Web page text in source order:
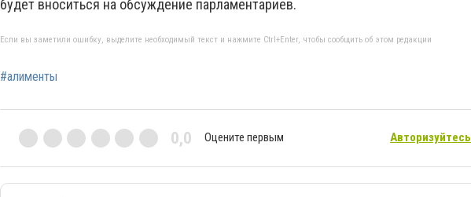
будет вноситься на обсуждение парламентариев.
Если вы заметили ошибку, выделите необходимый текст и нажмите Ctrl+Enter, чтобы сообщить об этом редакции
#алименты
0,0 Оцените первым Авторизуйтесь